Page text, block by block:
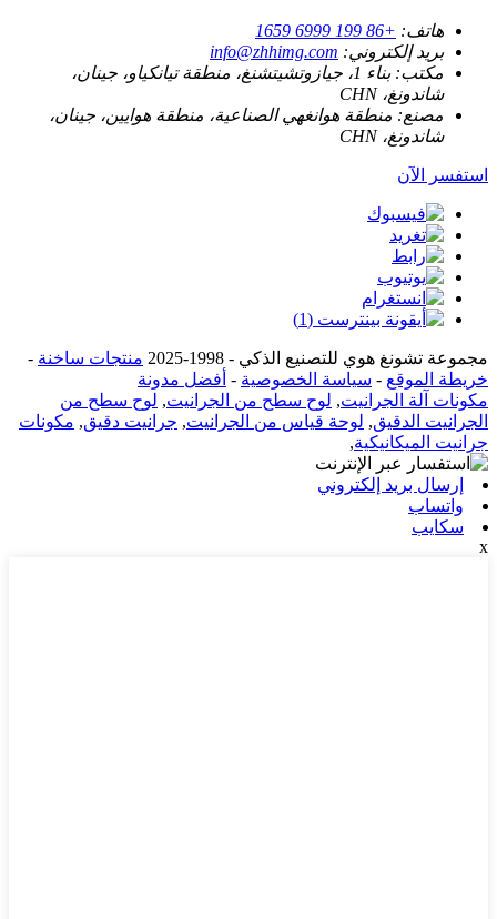
هاتف: +86 199 6999 1659
بريد إلكتروني: info@zhhimg.com
مكتب:
بناء 1، جيازوتشيتشنغ، منطقة تيانكياو، جينان،
شاندونغ، CHN
مصنع: منطقة هوانغهي الصناعية، منطقة هوايين، جينان،
شاندونغ، CHN
استفسر الآن
مجموعة تشونغ هوي للتصنيع الذكي - 1998-2025 منتجات ساخنة -
خريطة الموقع - سياسة الخصوصية - أفضل مدونة
مكونات آلة الجرانيت, لوح سطح من الجرانيت, لوح سطح من
الجرانيت الدقيق, لوحة قياس من الجرانيت, جرانيت دقيق, مكونات
جرانيت الميكانيكية,
إرسال بريد إلكتروني
واتساب
سكايب
x